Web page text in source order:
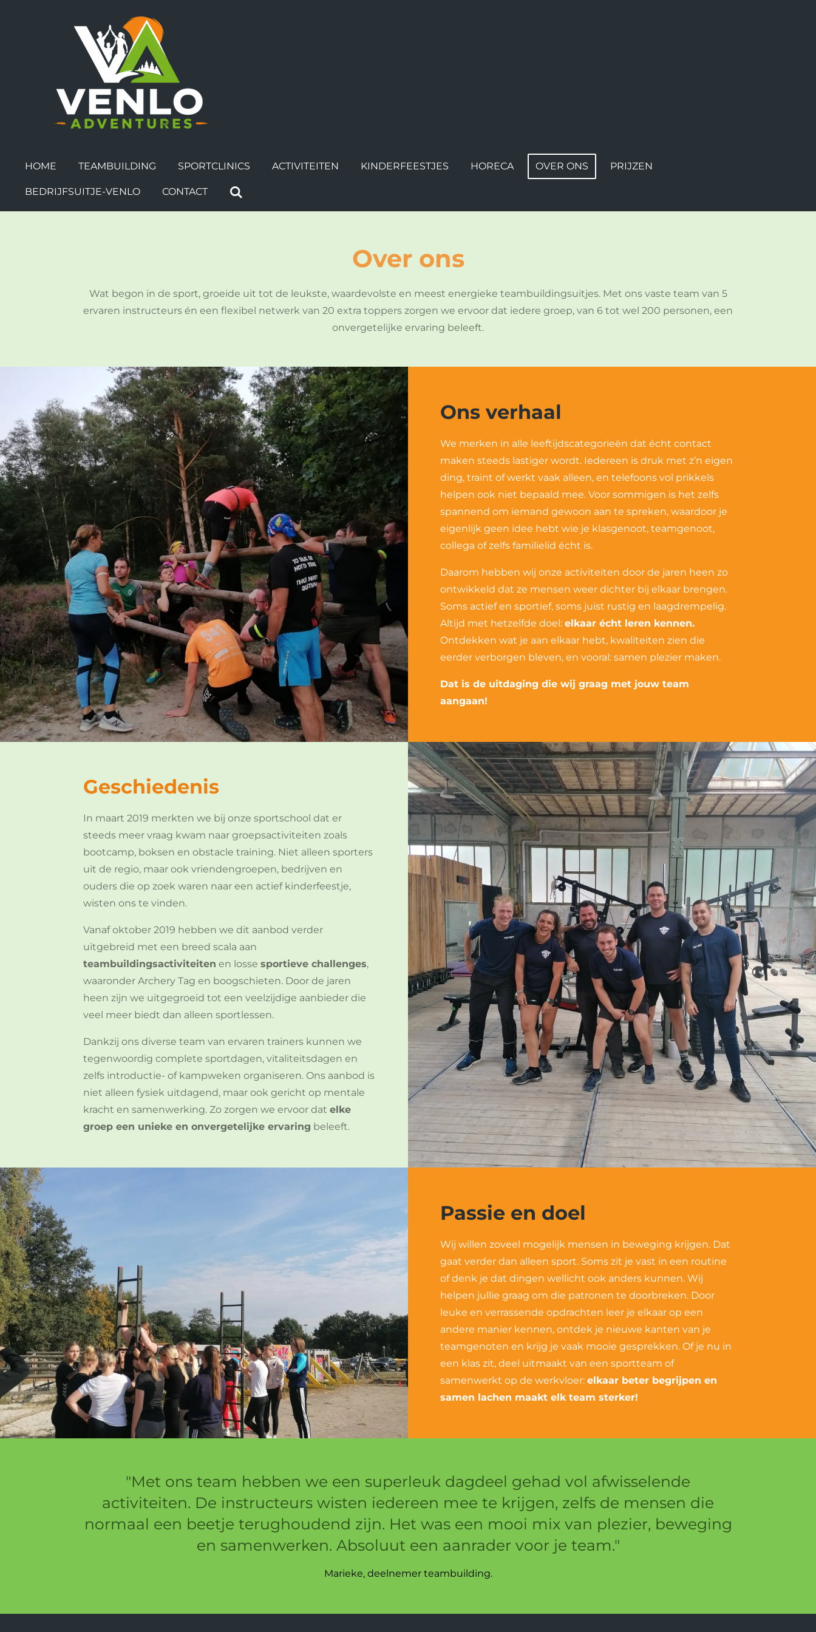
HOME TEAMBUILDING SPORTCLINICS ACTIVITEITEN KINDERFEESTJES HORECA OVER ONS PRIJZEN
BEDRIJFSUITJE-VENLO CONTACT
Over ons
Wat begon in de sport, groeide uit tot de leukste, waardevolste en meest energieke teambuildingsuitjes. Met ons vaste team van 5
ervaren instructeurs én een flexibel netwerk van 20 extra toppers zorgen we ervoor dat iedere groep, van 6 tot wel 200 personen, een
onvergetelijke ervaring beleeft.
Ons verhaal
We merken in alle leeftijdscategorieën dat écht contact
maken steeds lastiger wordt. Iedereen is druk met z’n eigen
ding, traint of werkt vaak alleen, en telefoons vol prikkels
helpen ook niet bepaald mee. Voor sommigen is het zelfs
spannend om iemand gewoon aan te spreken, waardoor je
eigenlijk geen idee hebt wie je klasgenoot, teamgenoot,
collega of zelfs familielid écht is.
Daarom hebben wij onze activiteiten door de jaren heen zo
ontwikkeld dat ze mensen weer dichter bij elkaar brengen.
Soms actief en sportief, soms juist rustig en laagdrempelig.
Altijd met hetzelfde doel: elkaar écht leren kennen.
Ontdekken wat je aan elkaar hebt, kwaliteiten zien die
eerder verborgen bleven, en vooral: samen plezier maken.
Dat is de uitdaging die wij graag met jouw team
aangaan!
Geschiedenis
In maart 2019 merkten we bij onze sportschool dat er
steeds meer vraag kwam naar groepsactiviteiten zoals
bootcamp, boksen en obstacle training. Niet alleen sporters
uit de regio, maar ook vriendengroepen, bedrijven en
ouders die op zoek waren naar een actief kinderfeestje,
wisten ons te vinden.
Vanaf oktober 2019 hebben we dit aanbod verder
uitgebreid met een breed scala aan
teambuildingsactiviteiten en lossesportieve challenges,
waaronder Archery Tag en boogschieten. Door de jaren
heen zijn we uitgegroeid tot een veelzijdige aanbieder die
veel meer biedt dan alleen sportlessen.
Dankzij ons diverse team van ervaren trainers kunnen we
tegenwoordig complete sportdagen, vitaliteitsdagen en
zelfs introductie- of kampweken organiseren. Ons aanbod is
niet alleen fysiek uitdagend, maar ook gericht op mentale
kracht en samenwerking. Zo zorgen we ervoor datelke
groep een unieke en onvergetelijke ervaring beleeft.
Passie en doel
Wij willen zoveel mogelijk mensen in beweging krijgen. Dat
gaat verder dan alleen sport. Soms zit je vast in een routine
of denk je dat dingen wellicht ook anders kunnen. Wij
helpen jullie graag om die patronen te doorbreken. Door
leuke en verrassende opdrachten leer je elkaar op een
andere manier kennen, ontdek je nieuwe kanten van je
teamgenoten en krijg je vaak mooie gesprekken. Of je nu in
een klas zit, deel uitmaakt van een sportteam of
samenwerkt op de werkvloer: elkaar beter begrijpen en
samen lachen maakt elk team sterker!
"Met ons team hebben we een superleuk dagdeel gehad vol afwisselende
activiteiten. De instructeurs wisten iedereen mee te krijgen, zelfs de mensen die
normaal een beetje terughoudend zijn. Het was een mooi mix van plezier, beweging
en samenwerken. Absoluut een aanrader voor je team."
Marieke, deelnemer teambuilding.